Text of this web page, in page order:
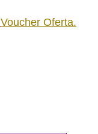
Voucher Oferta.